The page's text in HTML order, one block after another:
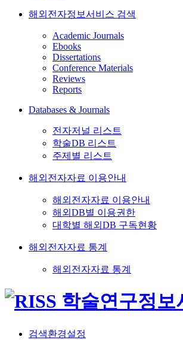
해외전자정보서비스 검색
Academic Journals
Ebooks
Dissertations
Conference Materials
Reviews
Reports
Databases & Journals
전자저널 리스트
학술DB 리스트
주제별 리스트
해외전자자료 이용안내
해외전자자료 이용안내
해외DB별 이용권한
대학별 해외DB 구독현황
해외전자자료 통계
해외전자자료 통계
검색환경설정